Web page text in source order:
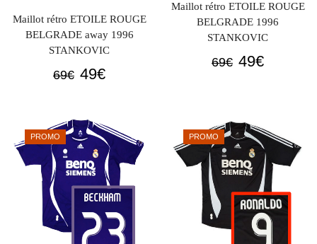
Maillot rétro ETOILE ROUGE
BELGRADE away 1996
STANKOVIC
69€ Le
était :
69€.
49€Le
est :
49€.
Maillot rétro ETOILE ROUGE
BELGRADE 1996
STANKOVIC
69€ Le
69€.
49€Le
49€.
PROMO PROMO